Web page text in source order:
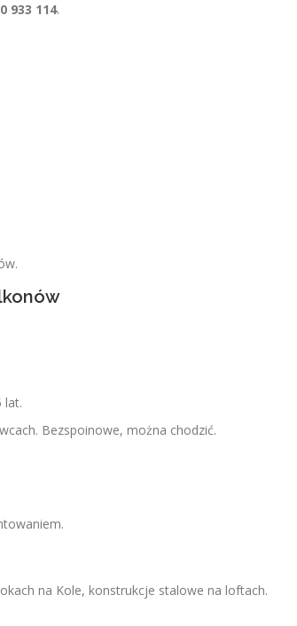
933 114.
lat.
Bezspoinowe, można chodzić.
na Kole, konstrukcje stalowe na loftach.